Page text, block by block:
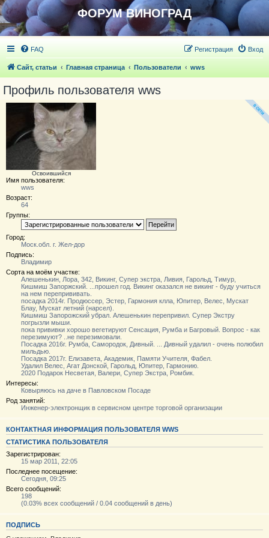
ФОРУМ ВИНОГРАД
FAQ Вход
Регистрация
Сайт, статьи Главная страница Пользователи wws
Профиль пользователя wws
Освоившийся
Имя пользователя:
wws
Возраст:
64
Группы:
Город:
Моск.обл. г. Жел-дор
Подпись:
Владимир
Сорта на моём участке:
Алешенькин, Лора, 342, Викинг, Супер экстра, Ливия, Гарольд, Тимур,
Кишмиш Запоржский. ...прошел год. Викинг оказался не викинг - буду учиться
на нем перепрививать.
посадка 2014г. Продюссер, Эстер, Гармония клла, Юпитер, Велес, Мускат
Блау, Мускат летний (нарсел).
Кишмиш Запорожский убрал. Алешенькин перепривил. Супер Экстру
погрызли мыши.
пока прививки хорошо вегетируют Сенсация, Румба и Багровый. Вопрос - как
перезимуют? ..не перезимовали.
Посадка 2016г. Румба, Самородок, Дивный. ... Дивный удалил - очень полюбил
мильдью.
Посадка 2017г. Елизавета, Академик, Памяти Учителя, Фабел.
Удалил Велес, Агат Донской, Гарольд, Юпитер, Гармонию.
2020 Подарок Несветая, Валери, Супер Экстра, Ромбик.
Интересы:
Ковыряюсь на даче в Павловском Посаде
Род занятий:
Инженер-электронщик в сервисном центре торговой организации
КОНТАКТНАЯ ИНФОРМАЦИЯ ПОЛЬЗОВАТЕЛЯ WWS
СТАТИСТИКА ПОЛЬЗОВАТЕЛЯ
Зарегистрирован:
15 мар 2011, 22:05
Последнее посещение:
Сегодня, 09:25
Всего сообщений:
198
(0.03% всех сообщений / 0.04 сообщений в день)
ПОДПИСЬ